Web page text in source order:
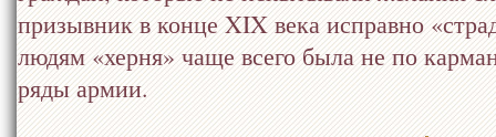
призывник в конце XIX века исправно
людям «херня» чаще всего была не по
ряды армии.